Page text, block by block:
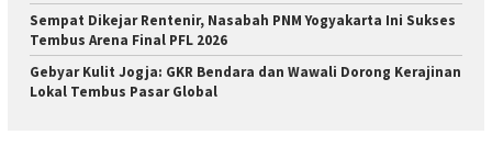
Sempat Dikejar Rentenir, Nasabah PNM Yogyakarta Ini Sukses
Tembus Arena Final PFL 2026
Gebyar Kulit Jogja: GKR Bendara dan Wawali Dorong Kerajinan
Lokal Tembus Pasar Global